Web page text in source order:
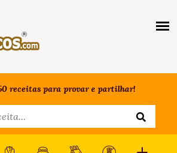
receitas para provar e partilhar!